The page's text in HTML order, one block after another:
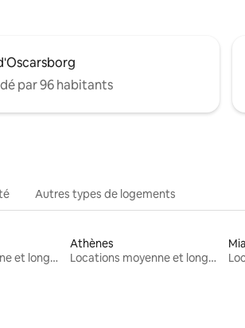
par 96 habitants
Autres types de logements
Locations moyenne et longue durée
Athènes
Locations moyenne et longue durée